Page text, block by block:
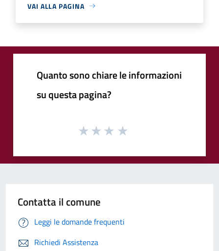
VAI ALLA PAGINA
Quanto sono chiare le informazioni
su questa pagina?
Contatta il comune
Leggi le domande frequenti
Richiedi Assistenza